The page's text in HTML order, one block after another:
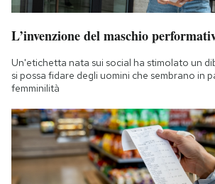
L’invenzione del maschio
Un'etichetta nata sui social ha stimolato un
si possa fidare degli uomini che sembrano in
femminilità